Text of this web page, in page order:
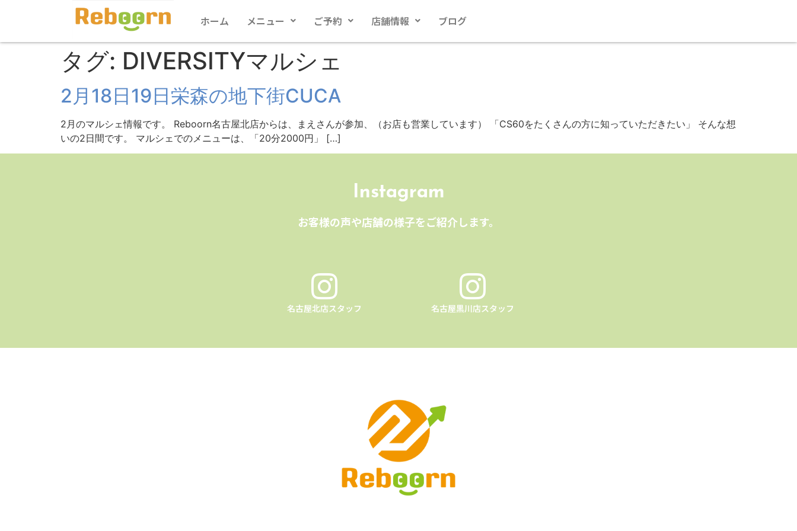
ホーム メニュー ご予約 店舗情報 ブログ
タグ: DIVERSITYマルシェ
2月18日19日栄森の地下街CUCA
2月のマルシェ情報です。 Reboorn名古屋北店からは、まえさんが参加、（お店も営業しています） 「CS60をたくさんの方に知っていただきたい」 そんな想
いの2日間です。 マルシェでのメニューは、「20分2000円」 […]
Instagram
お客様の声や店舗の様子をご紹介します。
名古屋北店スタッフ 名古屋黒川店スタッフ